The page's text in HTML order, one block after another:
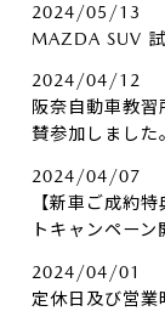
2024/05/13
MAZDA SUV
2024/04/12
阪奈自動車教
賛参加しました
2024/04/07
【新車ご成約
トキャンペーン
2024/04/01
定休日及び営業